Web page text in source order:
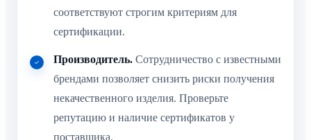
соответствуют строгим критериям для
сертификации.
Производитель. Сотрудничество с известными
брендами позволяет снизить риски получения
некачественного изделия. Проверьте
репутацию и наличие сертификатов у
поставщика.